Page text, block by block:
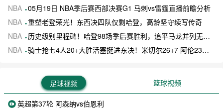
NBA 05月19日 NBA季后赛西部决赛G1 马刺vs雷霆直播前瞻分析
NBA 重塑老登荣光！东西决四队仅剩哈登，高龄坚守续写传奇
NBA
历史级别里程碑！哈登98场季后赛胜利，追平马龙并列无冠球员历史第一
NBA 骑士抢七4人20+大胜活塞挺进东决！米切尔26+7 阿伦23分 梅里尔23分 詹金斯17分
足球视频 篮球视频
英超第37轮 阿森纳vs伯恩利